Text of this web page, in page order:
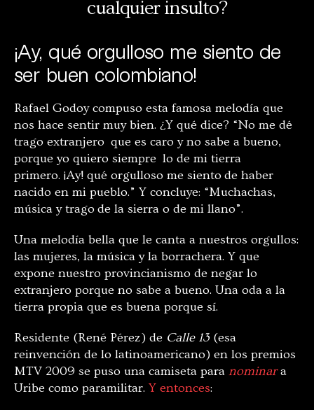
cualquier insulto?
¡Ay, qué orgulloso me siento de
ser buen colombiano!
Rafael Godoy compuso esta famosa melodía que
nos hace sentir muy bien. ¿Y qué dice? “No me dé
trago extranjero que es caro y no sabe a bueno,
porque yo quiero siempre lo de mi tierra
primero. ¡Ay! qué orgulloso me siento de haber
nacido en mi pueblo.” Y concluye: “Muchachas,
música y trago de la sierra o de mi llano”.
Una melodía bella que le canta a nuestros orgullos:
las mujeres, la música y la borrachera. Y que
expone nuestro provincianismo de negar lo
extranjero porque no sabe a bueno. Una oda a la
tierra propia que es buena porque sí.
Residente (René Pérez) de Calle 13 (esa
reinvención de lo latinoamericano) en los premios
MTV 2009 se puso una camiseta para nominar a
Uribe como paramilitar. Y entonces: